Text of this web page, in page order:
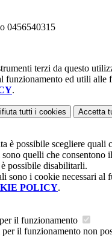
0456540315
terzi da questo
funzionamento ed utili alle
.
tutti i cookies Accetta
è possibile scegliere quali
quelli che consentono
possibile disabilitarli.
sono i cookie necessari al
POLICY.
il funzionamento
il funzionamento non